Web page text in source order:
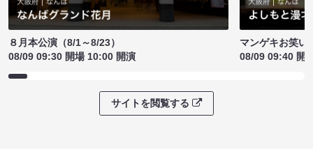
８月本公演（8/1～8/23）
08/09 09:30 開場 10:00 開演
マンゲキお笑い
08/09 09:40 開
サイトを閲覧する